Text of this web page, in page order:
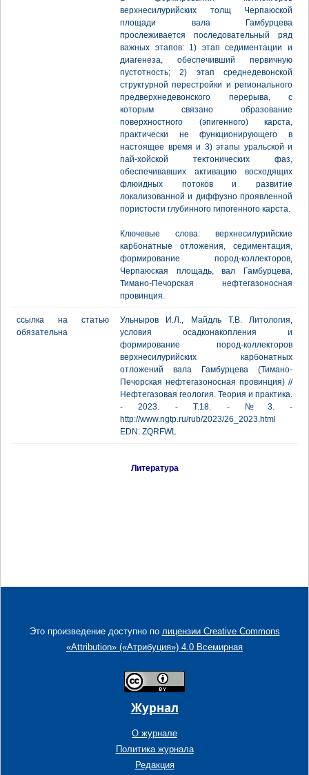
верхнесилурийских толщ Черпаюской
площади вала Гамбурцева
прослеживается последовательный ряд
важных этапов: 1) этап седиментации и
диагенеза, обеспечивший первичную
пустотность; 2) этап среднедевонской
структурной перестройки и регионального
предверхнедевонского перерыва, с
которым связано образование
поверхностного (эпигенного) карста,
практически не функционирующего в
настоящее время и 3) этапы уральской и
пай-хойской тектонических фаз,
обеспечивавших активацию восходящих
флюидных потоков и развитие
локализованной и диффузно проявленной
пористости глубинного гипогенного карста.
Ключевые слова: верхнесилурийские
карбонатные отложения, седиментация,
формирование пород-коллекторов,
Черпаюская площадь, вал Гамбурцева,
Тимано-Печорская нефтегазоносная
провинция.
ссылка на статью
обязательна
Ульныров И.Л., Майдль Т.В. Литология,
условия осадконакопления и
формирование пород-коллекторов
верхнесилурийских карбонатных
отложений вала Гамбурцева (Тимано-
Печорская нефтегазоносная провинция) //
Нефтегазовая геология. Теория и практика.
- 2023. - Т.18. - №3. -
http://www.ngtp.ru/rub/2023/26_2023.html
EDN: ZQRFWL
Литература
Это произведение доступно по лицензии Creative Commons
«Attribution» («Атрибуция») 4.0 Всемирная
Журнал
О журнале
Политика журнала
Редакция